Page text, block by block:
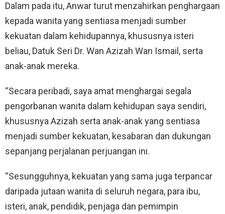
Dalam pada itu, Anwar turut menzahirkan penghargaan
kepada wanita yang sentiasa menjadi sumber
kekuatan dalam kehidupannya, khususnya isteri
beliau, Datuk Seri Dr. Wan Azizah Wan Ismail, serta
anak-anak mereka.
“Secara peribadi, saya amat menghargai segala
pengorbanan wanita dalam kehidupan saya sendiri,
khususnya Azizah serta anak-anak yang sentiasa
menjadi sumber kekuatan, kesabaran dan dukungan
sepanjang perjalanan perjuangan ini.
“Sesungguhnya, kekuatan yang sama juga terpancar
daripada jutaan wanita di seluruh negara, para ibu,
isteri, anak, pendidik, penjaga dan pemimpin